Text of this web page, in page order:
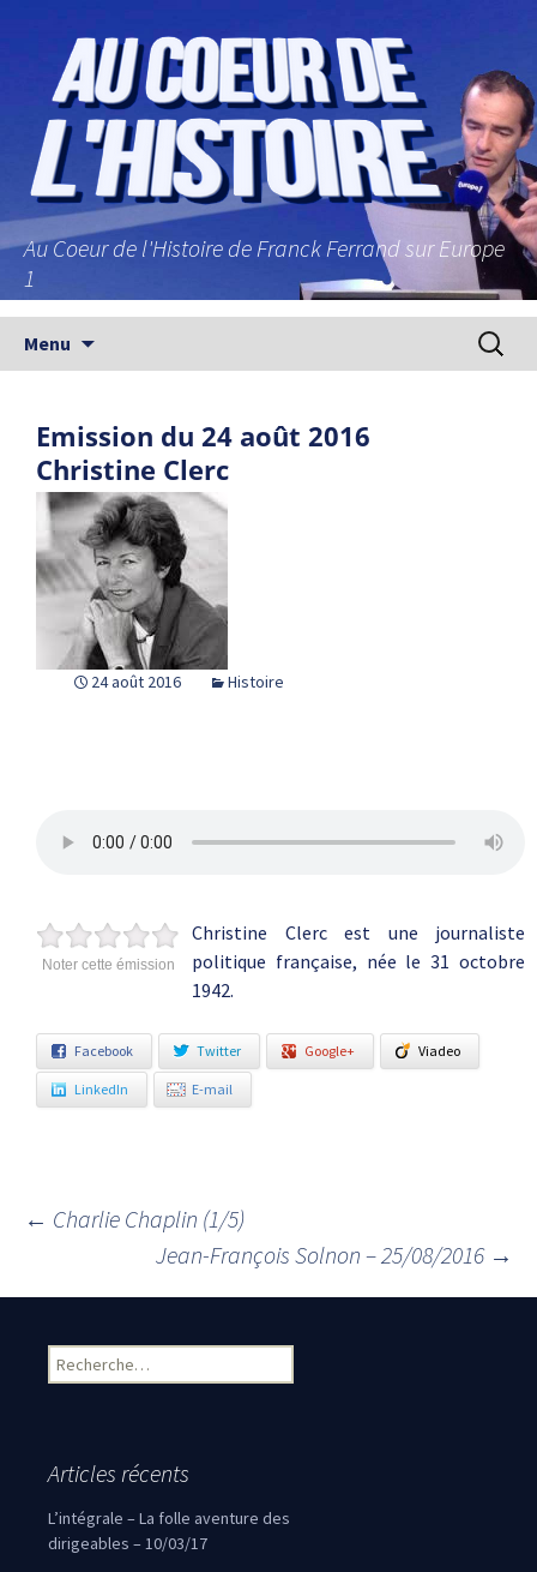
Au Coeur de l'Histoire de Franck Ferrand sur Europe
1
Menu
Emission du 24 août 2016
Christine Clerc
24 août 2016 Histoire
Noter cette émission
Christine Clerc est une journaliste
politique française, née le 31 octobre
1942.
Facebook Twitter Google+ Viadeo
LinkedIn E-mail
Navigation des articles
← Charlie Chaplin (1/5)
Jean-François Solnon – 25/08/2016 →
Rechercher :
Articles récents
L’intégrale – La folle aventure des
dirigeables – 10/03/17